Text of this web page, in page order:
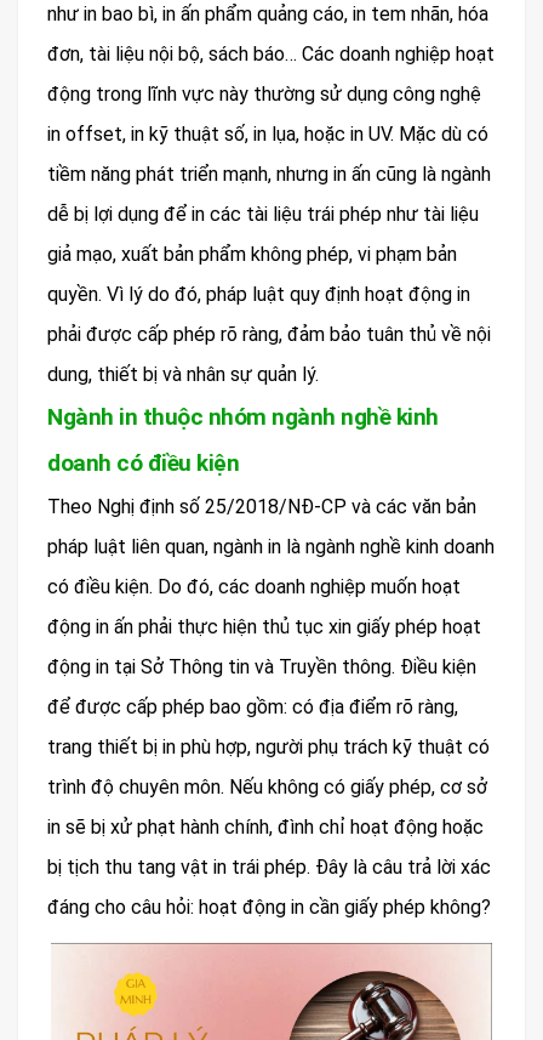
như in bao bì, in ấn phẩm quảng cáo, in tem nhãn, hóa
đơn, tài liệu nội bộ, sách báo… Các doanh nghiệp hoạt
động trong lĩnh vực này thường sử dụng công nghệ
in offset, in kỹ thuật số, in lụa, hoặc in UV. Mặc dù có
tiềm năng phát triển mạnh, nhưng in ấn cũng là ngành
dễ bị lợi dụng để in các tài liệu trái phép như tài liệu
giả mạo, xuất bản phẩm không phép, vi phạm bản
quyền. Vì lý do đó, pháp luật quy định hoạt động in
phải được cấp phép rõ ràng, đảm bảo tuân thủ về nội
dung, thiết bị và nhân sự quản lý.
Ngành in thuộc nhóm ngành nghề kinh
doanh có điều kiện
Theo Nghị định số 25/2018/NĐ-CP và các văn bản
pháp luật liên quan, ngành in là ngành nghề kinh doanh
có điều kiện. Do đó, các doanh nghiệp muốn hoạt
động in ấn phải thực hiện thủ tục xin giấy phép hoạt
động in tại Sở Thông tin và Truyền thông. Điều kiện
để được cấp phép bao gồm: có địa điểm rõ ràng,
trang thiết bị in phù hợp, người phụ trách kỹ thuật có
trình độ chuyên môn. Nếu không có giấy phép, cơ sở
in sẽ bị xử phạt hành chính, đình chỉ hoạt động hoặc
bị tịch thu tang vật in trái phép. Đây là câu trả lời xác
đáng cho câu hỏi: hoạt động in cần giấy phép không?